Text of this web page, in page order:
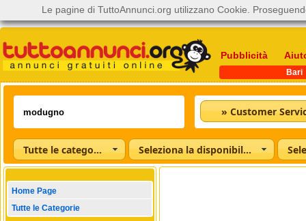
Pubblicità
Bari
Tutte le categorie Seleziona la disponibilità
Home Page
Tutte le Categorie
Le pagine di TuttoAnnunci.org utilizzano Cookie.